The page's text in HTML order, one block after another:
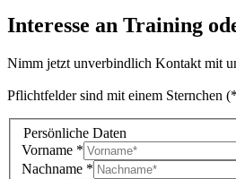
Interesse an Training
Nimm jetzt unverbindlich Kontakt mit
Pflichtfelder sind mit einem Sternchen
Persönliche Daten
Vorname *
Nachname *